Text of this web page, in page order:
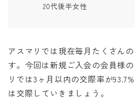
20代後半女性
アスマリでは現在毎月たくさん
す。今回は新規ご入会の会員様
リでは3ヶ月以内の交際率が
は交際していきましょう。